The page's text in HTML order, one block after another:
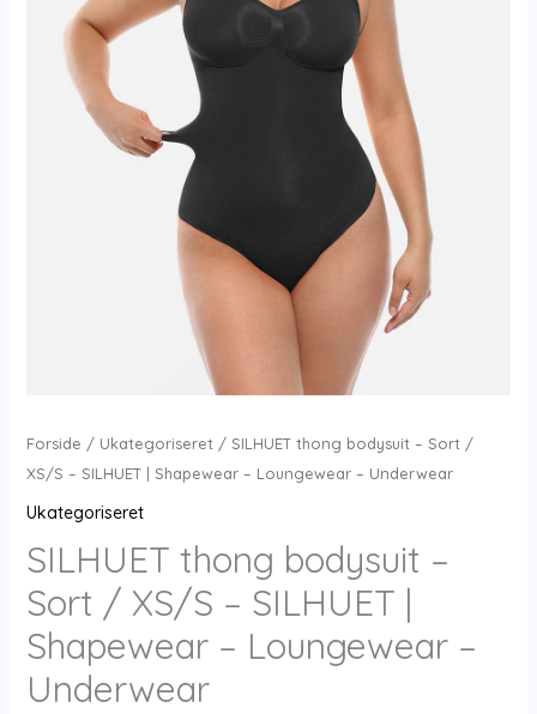
Forside / Ukategoriseret/ SILHUET thong bodysuit – Sort /
XS/S – SILHUET | Shapewear – Loungewear – Underwear
Ukategoriseret
SILHUET thong bodysuit –
Sort / XS/S – SILHUET |
Shapewear – Loungewear –
Underwear